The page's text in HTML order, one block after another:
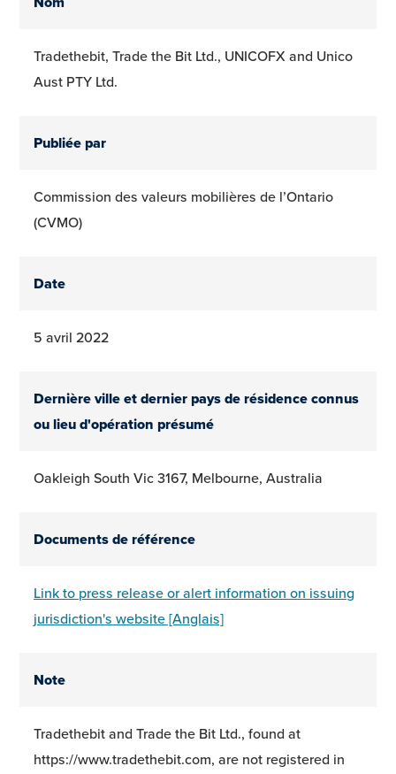
Tradethebit, Trade the Bit Ltd., UNICOFX and Unico
Aust PTY Ltd.
Publiée par
Commission des valeurs mobilières de l’Ontario
(CVMO)
Date
5 avril 2022
Dernière ville et dernier pays de résidence connus
ou lieu d'opération présumé
Oakleigh South Vic 3167, Melbourne, Australia
Documents de référence
Link to press release or alert information on issuing
jurisdiction's website [Anglais]
Note
Tradethebit and Trade the Bit Ltd., found at
https://www.tradethebit.com, are not registered in